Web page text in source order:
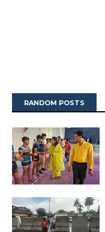
RANDOM POSTS